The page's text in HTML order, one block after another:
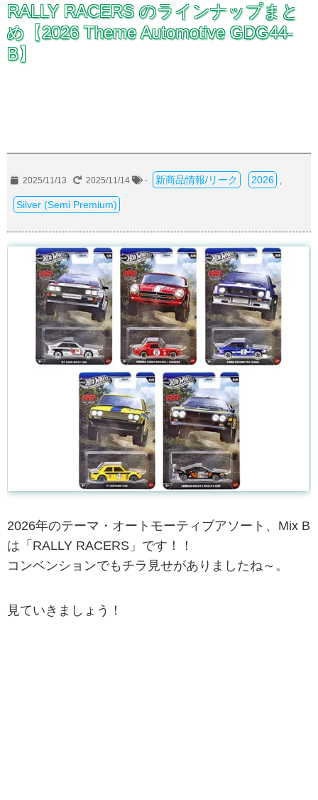
RALLY RACERS のラインナップまと
め【2026 Theme Automotive GDG44-
B】
2025/11/13 2025/11/14 - 新商品情報/リーク 2026
Silver (Semi Premium)
2026年のテーマ・オートモーティブアソート、Mix B
は「RALLY RACERS」です！！
コンベンションでもチラ見せがありましたね～。
見ていきましょう！